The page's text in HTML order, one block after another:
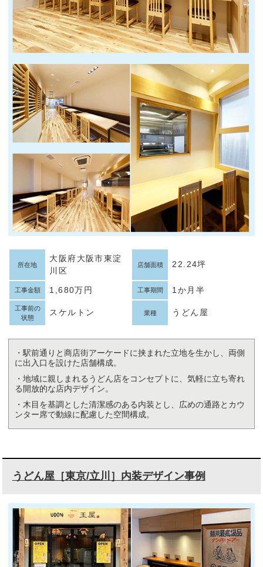
所在地
大阪府大阪市東淀
川区
店舗面積 22.24坪
工事金額 1,680万円 工事期間 1か月半
工事前の
状態
スケルトン 業種 うどん屋
・駅前通りと商店街アーケードに挟まれた立地を生かし、両側
に出入口を設けた店舗構成。
・地域に親しまれるうどん店をコンセプトに、気軽に立ち寄れ
る開放的な店内デザイン。
・木目を基調とした清潔感のある内装とし、広めの通路とカウ
ンター席で動線に配慮した空間構成。
うどん屋［東京/立川］内装デザイン事例